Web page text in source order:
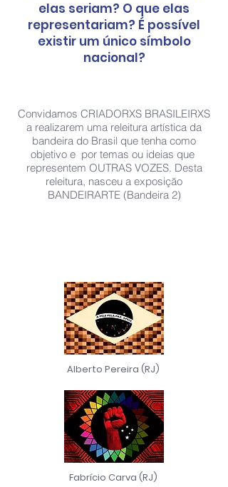
elas seriam? O que elas
representariam? É possível
existir um único símbolo
nacional?
Convidamos CRIADORXS BRASILEIRXS
a realizarem uma releitura artística da
bandeira do Brasil que tenha como
objetivo e por temas ou ideias que
representem OUTRAS VOZES. Desta
releitura, nasceu a exposição
BANDEIRARTE (Bandeira 2)
Alberto Pereira (RJ)
Fabrício Carva (RJ)